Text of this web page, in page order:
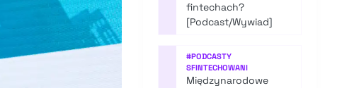
fintechach?
[Podcast/Wywiad]
#PODCASTY
SFINTECHOWANI
Międzynarodowe